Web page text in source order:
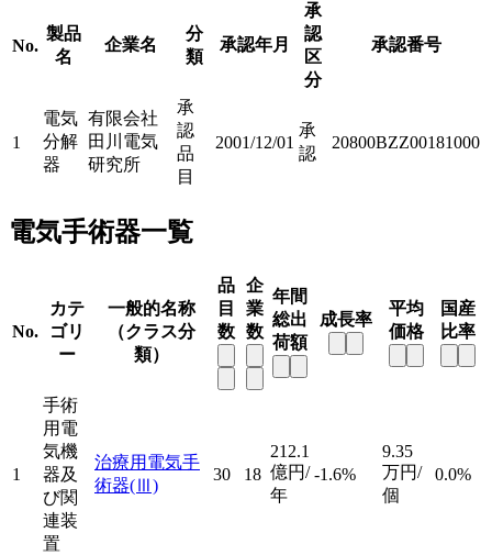
No.
製品
名
企業名
分
類
承認年月
承
認
区
分
承認番号
1
電気
分解
器
有限会社
田川電気
研究所
承
認
品
目
2001/12/01
承
認
20800BZZ00181000
電気手術器一覧
No.
カテ
ゴリ
ー
一般的名称
（クラス分
類）
品
目
数
企
業
数
年間
総出
荷額
成長率
平均
価格
国産
比率
1
手術
用電
気機
器及
び関
連装
置
治療用電気手
術器(Ⅲ)
30 18
212.1
億円/
年
-1.6%
9.35
万円/
個
0.0%